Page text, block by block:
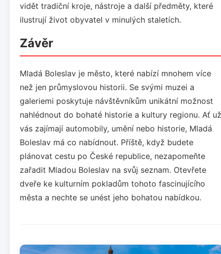
vidět tradiční kroje, nástroje a další předměty, které
ilustrují život obyvatel v minulých staletích.
Závěr
Mladá Boleslav je město, které nabízí mnohem více
než jen průmyslovou historii. Se svými muzei a
galeriemi poskytuje návštěvníkům unikátní možnost
nahlédnout do bohaté historie a kultury regionu. Ať už
vás zajímají automobily, umění nebo historie, Mladá
Boleslav má co nabídnout. Příště, když budete
plánovat cestu po České republice, nezapomeňte
zařadit Mladou Boleslav na svůj seznam. Otevřete
dveře ke kulturním pokladům tohoto fascinujícího
města a nechte se unést jeho bohatou nabídkou.